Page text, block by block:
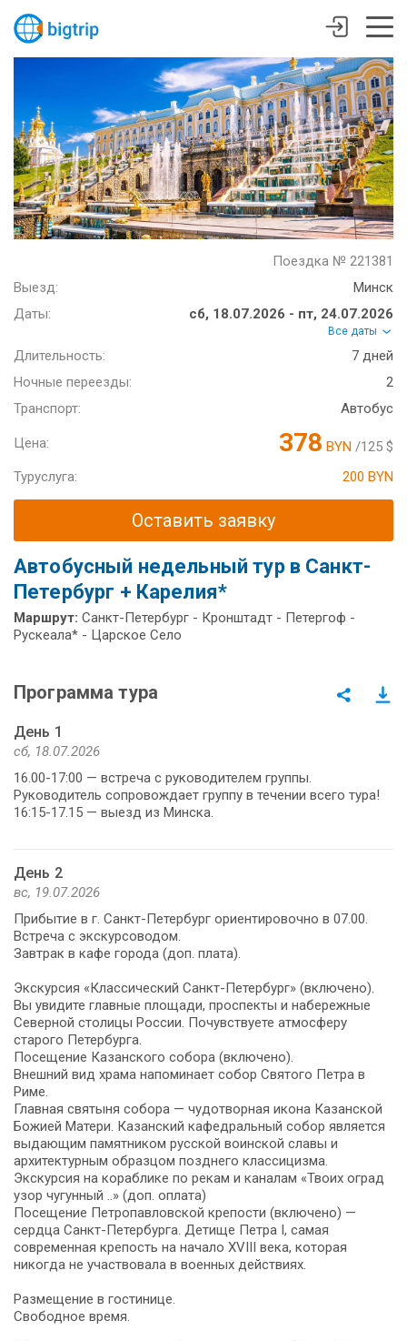
Поездка № 221381
Выезд:
Минск
Даты:
сб, 18.07.2026 - пт, 24.07.2026
Все даты
Длительность:
7 дней
Ночные переезды:
2
Транспорт:
Автобус
Цена: 378 BYN /125 $
Туруслуга:
200 BYN
Оставить заявку
Автобусный недельный тур в Санкт-
Петербург + Карелия*
Маршрут: Санкт-Петербург - Кронштадт - Петергоф -
Рускеала* - Царское Село
Программа тура
День 1
сб, 18.07.2026
16.00-17:00 — встреча с руководителем группы.
Руководитель сопровождает группу в течении всего тура!
16:15-17.15 — выезд из Минска.
День 2
вс, 19.07.2026
Прибытие в г. Санкт-Петербург ориентировочно в 07.00.
Встреча с экскурсоводом.
Завтрак в кафе города (доп. плата).
Экскурсия «Классический Санкт-Петербург» (включено).
Вы увидите главные площади, проспекты и набережные
Северной столицы России. Почувствуете атмосферу
старого Петербурга.
Посещение Казанского собора (включено).
Внешний вид храма напоминает собор Святого Петра в
Риме.
Главная святыня собора — чудотворная икона Казанской
Божией Матери. Казанский кафедральный собор является
выдающим памятником русской воинской славы и
архитектурным образцом позднего классицизма.
Экскурсия на кораблике по рекам и каналам «Твоих оград
узор чугунный ..» (доп. оплата)
Посещение Петропавловской крепости (включено) —
сердца Санкт-Петербурга. Детище Петра I, самая
современная крепость на начало XVIII века, которая
никогда не участвовала в военных действиях.
Размещение в гостинице.
Свободное время.